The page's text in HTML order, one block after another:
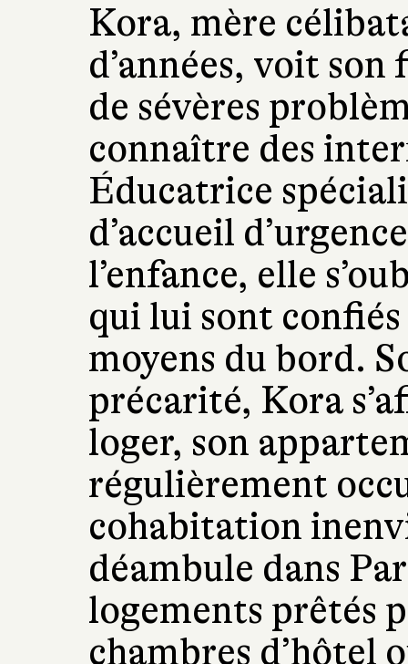
Kora, mère
d’années, voit
de sévères
connaître des
Éducatrice
d’accueil
l’enfance, elle
qui lui sont
moyens du bord.
précarité, Kora
loger, son
régulièrement
cohabitation
déambule dans
logements prêtés
chambres d’hôtel